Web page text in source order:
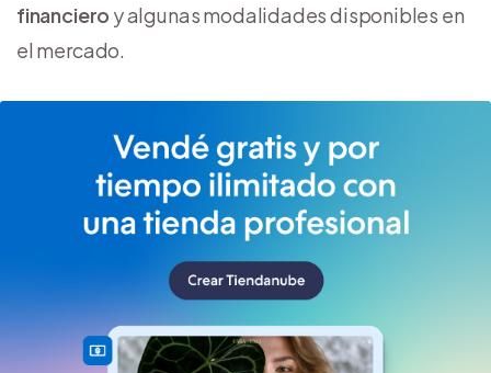
financiero y algunas modalidades disponibles en
el mercado.